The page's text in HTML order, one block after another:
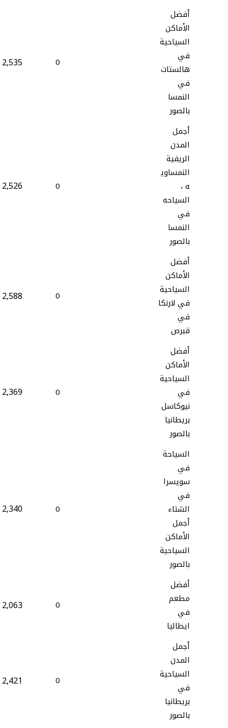
أفضل
الأماكن
السياحية
في
هالستات
في
النمسا
بالصور
0
2,535
أجمل
المدن
الريفية
النمساوي
ه ،
السياحه
في
النمسا
بالصور
0
2,526
أفضل
الأماكن
السياحية
في لارنكا
في
قبرص
0
2,588
أفضل
الأماكن
السياحية
في
نيوكاسل
بريطانيا
بالصور
0
2,369
السياحة
في
سويسرا
في
الشتاء
أجمل
الأماكن
السياحية
بالصور
0
2,340
أفضل
مطعم
في
ايطاليا
0
2,063
أجمل
المدن
السياحية
في
بريطانيا
بالصور
0
2,421